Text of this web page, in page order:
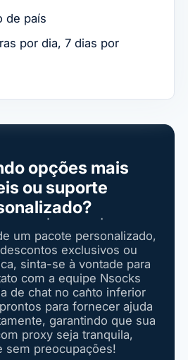
de país
por dia, 7 dias por
opções mais
ou suporte
um pacote personalizado,
exclusivos ou
sinta-se à vontade para
com a equipe Nsocks
de chat no canto inferior
para fornecer ajuda
garantindo que sua
proxy seja tranquila,
sem preocupações!